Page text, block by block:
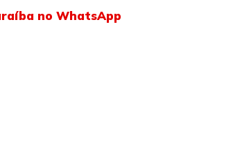
no WhatsApp